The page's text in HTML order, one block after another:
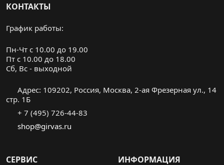
КОНТАКТЫ
График работы:
Пн-Чт с 10.00 до 19.00
Пт с 10.00 до 18.00
Cб, Вс - выходной
Адрес: 109202, Россия, Москва, 2-ая Фрезерная ул., 14
стр. 1Б
+ 7 (495) 726-44-83
shop@girvas.ru
СЕРВИС ИНФОРМАЦИЯ